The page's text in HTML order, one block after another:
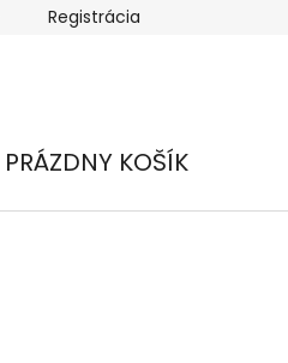
Registrácia
PRÁZDNY KOŠÍK